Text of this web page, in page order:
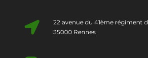
22 avenue du 41ème régiment
35000 Rennes